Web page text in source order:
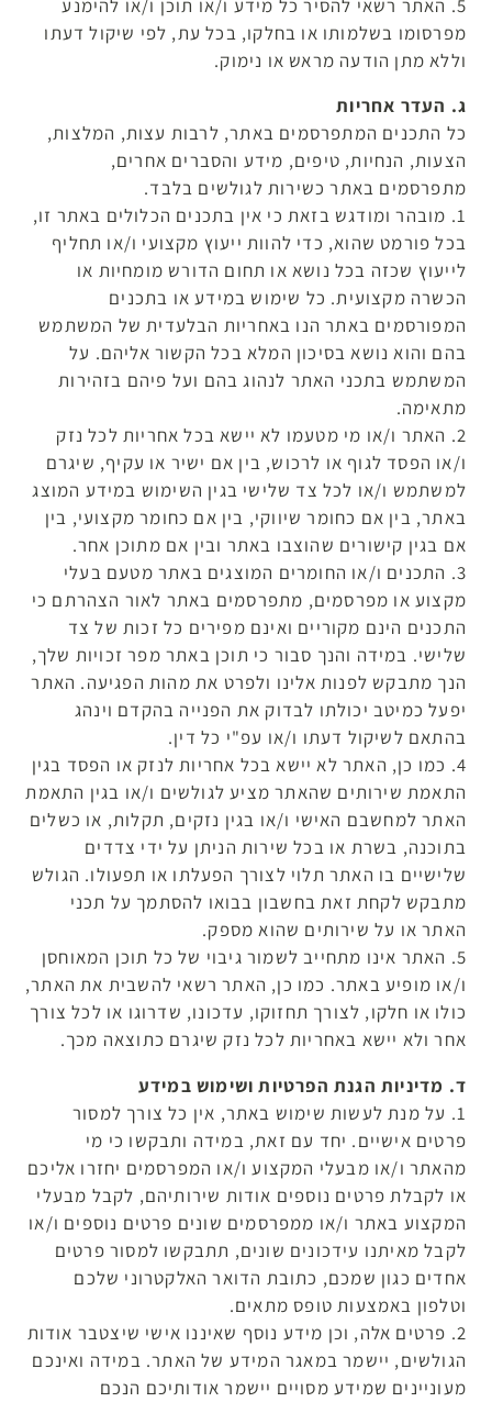
5. האתר רשאי להסיר כל מידע ו/או תוכן ו/או להימנע
מפרסומו בשלמותו או בחלקו, בכל עת, לפי שיקול דעתו
וללא מתן הודעה מראש או נימוק.
ג. העדר אחריות
כל התכנים המתפרסמים באתר, לרבות עצות, המלצות,
הצעות, הנחיות, טיפים, מידע והסברים אחרים,
מתפרסמים באתר כשירות לגולשים בלבד.
1. מובהר ומודגש בזאת כי אין בתכנים הכלולים באתר זו,
בכל פורמט שהוא, כדי להוות ייעוץ מקצועי ו/או תחליף
לייעוץ שכזה בכל נושא או תחום הדורש מומחיות או
הכשרה מקצועית. כל שימוש במידע או בתכנים
המפורסמים באתר הנו באחריות הבלעדית של המשתמש
בהם והוא נושא בסיכון המלא בכל הקשור אליהם. על
המשתמש בתכני האתר לנהוג בהם ועל פיהם בזהירות
מתאימה.
2. האתר ו/או מי מטעמו לא יישא בכל אחריות לכל נזק
ו/או הפסד לגוף או לרכוש, בין אם ישיר או עקיף, שיגרם
למשתמש ו/או לכל צד שלישי בגין השימוש במידע המוצג
באתר, בין אם כחומר שיווקי, בין אם כחומר מקצועי, בין
אם בגין קישורים שהוצבו באתר ובין אם מתוכן אחר.
3. התכנים ו/או החומרים המוצגים באתר מטעם בעלי
מקצוע או מפרסמים, מתפרסמים באתר לאור הצהרתם כי
התכנים הינם מקוריים ואינם מפירים כל זכות של צד
שלישי. במידה והנך סבור כי תוכן באתר מפר זכויות שלך,
הנך מתבקש לפנות אלינו ולפרט את מהות הפגיעה. האתר
יפעל כמיטב יכולתו לבדוק את הפנייה בהקדם וינהג
בהתאם לשיקול דעתו ו/או עפ"י כל דין.
4. כמו כן, האתר לא יישא בכל אחריות לנזק או הפסד בגין
התאמת שירותים שהאתר מציע לגולשים ו/או בגין התאמת
האתר למחשבם האישי ו/או בגין נזקים, תקלות, או כשלים
בתוכנה, בשרת או בכל שירות הניתן על ידי צדדים
שלישיים בו האתר תלוי לצורך הפעלתו או תפעולו. הגולש
מתבקש לקחת זאת בחשבון בבואו להסתמך על תכני
האתר או על שירותים שהוא מספק.
5. האתר אינו מתחייב לשמור גיבוי של כל תוכן המאוחסן
ו/או מופיע באתר. כמו כן, האתר רשאי להשבית את האתר,
כולו או חלקו, לצורך תחזוקו, עדכונו, שדרוגו או לכל צורך
אחר ולא יישא באחריות לכל נזק שיגרם כתוצאה מכך.
ד. מדיניות הגנת הפרטיות ושימוש במידע
1. על מנת לעשות שימוש באתר, אין כל צורך למסור
פרטים אישיים. יחד עם זאת, במידה ותבקשו כי מי
מהאתר ו/או מבעלי המקצוע ו/או המפרסמים יחזרו אליכם
או לקבלת פרטים נוספים אודות שירותיהם, לקבל מבעלי
המקצוע באתר ו/או ממפרסמים שונים פרטים נוספים ו/או
לקבל מאיתנו עידכונים שונים, תתבקשו למסור פרטים
אחדים כגון שמכם, כתובת הדואר האלקטרוני שלכם
וטלפון באמצעות טופס מתאים.
2. פרטים אלה, וכן מידע נוסף שאיננו אישי שיצטבר אודות
הגולשים, יישמר במאגר המידע של האתר. במידה ואינכם
מעוניינים שמידע מסויים יישמר אודותיכם הנכם